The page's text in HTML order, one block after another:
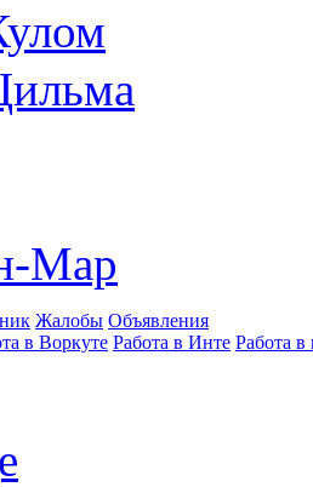
Мар
Жалобы Объявления
в Воркуте Работа в Инте Работа в